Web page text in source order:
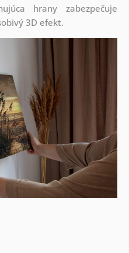
hrany zabezpečuje
3D efekt.